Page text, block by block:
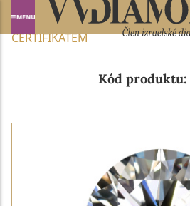
Domů NABÍDKA DIAMANTŮ
CERTIFIKÁTEM
Kód produktu: